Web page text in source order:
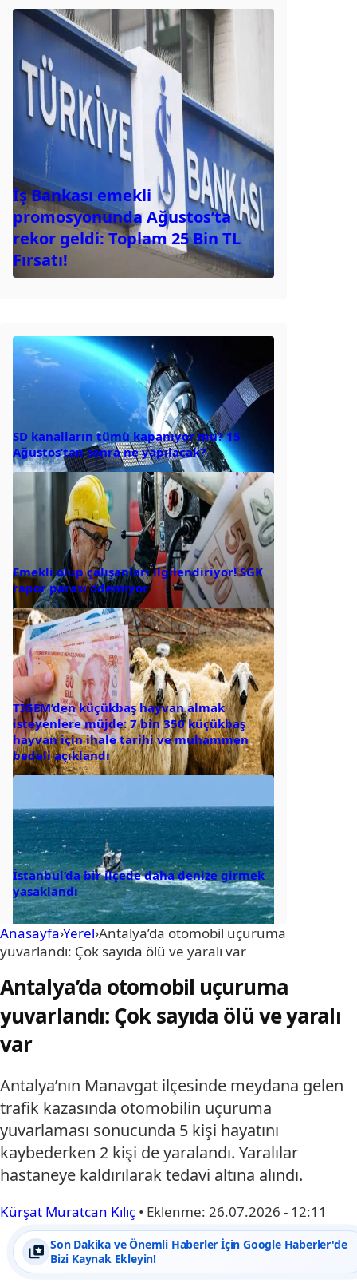
İş Bankası emekli
promosyonunda Ağustos’ta
rekor geldi: Toplam 25 Bin TL
Fırsatı!
SD kanalların tümü kapanıyor mu? 15
Ağustos’tan sonra ne yapılacak?
Emekli olup çalışanları ilgilendiriyor! SGK
rapor parası ödemiyor
TİGEM’den küçükbaş hayvan almak
isteyenlere müjde: 7 bin 350 küçükbaş
hayvan için ihale tarihi ve muhammen
bedeli açıklandı
İstanbul’da bir ilçede daha denize girmek
yasaklandı
Anasayfa›Yerel›Antalya’da otomobil uçuruma
yuvarlandı: Çok sayıda ölü ve yaralı var
Antalya’da otomobil uçuruma
yuvarlandı: Çok sayıda ölü ve yaralı
var
Antalya’nın Manavgat ilçesinde meydana gelen
trafik kazasında otomobilin uçuruma
yuvarlaması sonucunda 5 kişi hayatını
kaybederken 2 kişi de yaralandı. Yaralılar
hastaneye kaldırılarak tedavi altına alındı.
Kürşat Muratcan Kılıç • Eklenme: 26.07.2026 - 12:11
Son Dakika ve Önemli Haberler İçin Google Haberler'de
Bizi Kaynak Ekleyin!